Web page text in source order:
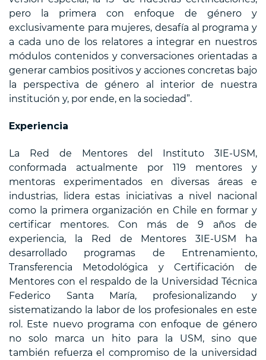
pero la primera con enfoque de género y
exclusivamente para mujeres, desafía al programa y
a cada uno de los relatores a integrar en nuestros
módulos contenidos y conversaciones orientadas a
generar cambios positivos y acciones concretas bajo
la perspectiva de género al interior de nuestra
institución y, por ende, en la sociedad”.
Experiencia
La Red de Mentores del Instituto 3IE-USM,
conformada actualmente por 119 mentores y
mentoras experimentados en diversas áreas e
industrias, lidera estas iniciativas a nivel nacional
como la primera organización en Chile en formar y
certificar mentores. Con más de 9 años de
experiencia, la Red de Mentores 3IE-USM ha
desarrollado programas de Entrenamiento,
Transferencia Metodológica y Certificación de
Mentores con el respaldo de la Universidad Técnica
Federico Santa María, profesionalizando y
sistematizando la labor de los profesionales en este
rol. Este nuevo programa con enfoque de género
no solo marca un hito para la USM, sino que
también refuerza el compromiso de la universidad